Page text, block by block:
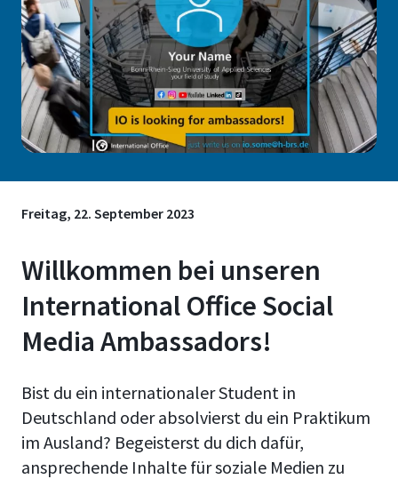
Freitag, 22. September 2023
Willkommen bei unseren
International Office Social
Media Ambassadors!
Bist du ein internationaler Student in
Deutschland oder absolvierst du ein Praktikum
im Ausland? Begeisterst du dich dafür,
ansprechende Inhalte für soziale Medien zu